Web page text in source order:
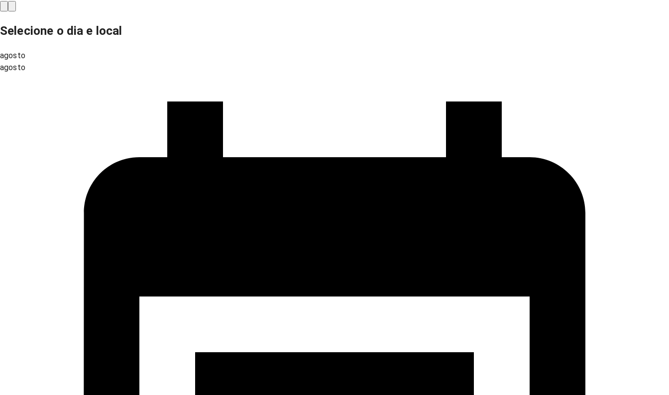
Selecione o dia e local
agosto
agosto